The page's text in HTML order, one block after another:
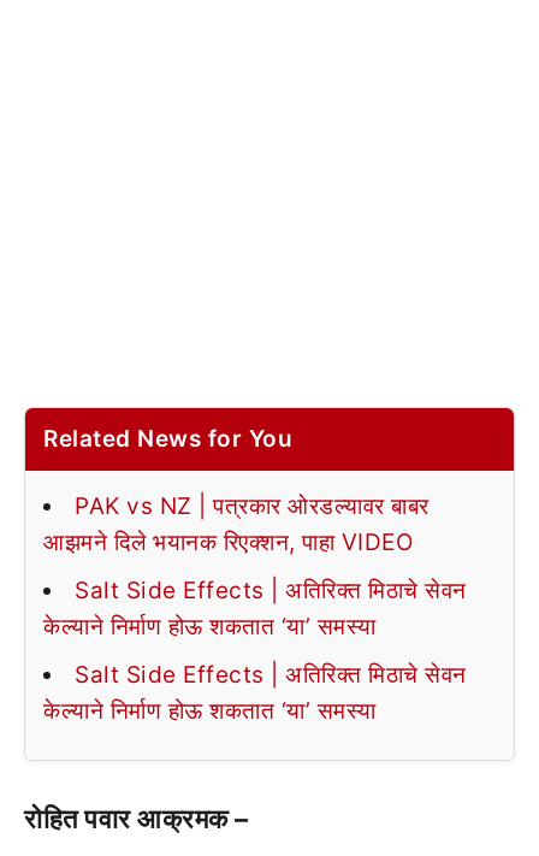
Related News for You
PAK vs NZ | पत्रकार ओरडल्यावर बाबर
आझमने दिले भयानक रिएक्शन, पाहा VIDEO
Salt Side Effects | अतिरिक्त मिठाचे सेवन
केल्याने निर्माण होऊ शकतात ‘या’ समस्या
Salt Side Effects | अतिरिक्त मिठाचे सेवन
केल्याने निर्माण होऊ शकतात ‘या’ समस्या
रोहित पवार आक्रमक –